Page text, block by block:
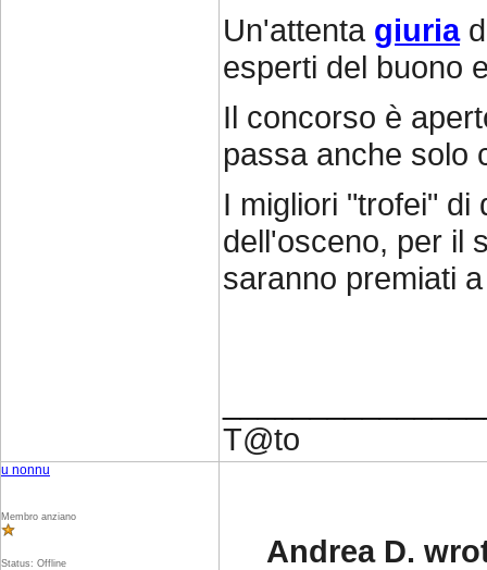
Un'attenta giuria
esperti del buono
Il concorso è
passa anche solo
I migliori "trofei" di
dell'osceno, per il
saranno premiati
T@to
u nonnu
Membro anziano
Status: Offline
Andrea D.